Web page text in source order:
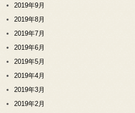
2019年9月
2019年8月
2019年7月
2019年6月
2019年5月
2019年4月
2019年3月
2019年2月